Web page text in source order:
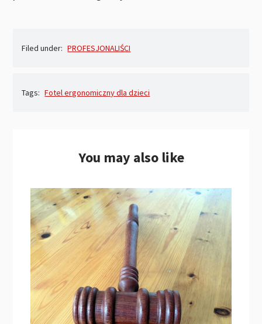
Filed under: PROFESJONALIŚCI
Tags: Fotel ergonomiczny dla dzieci
You may also like